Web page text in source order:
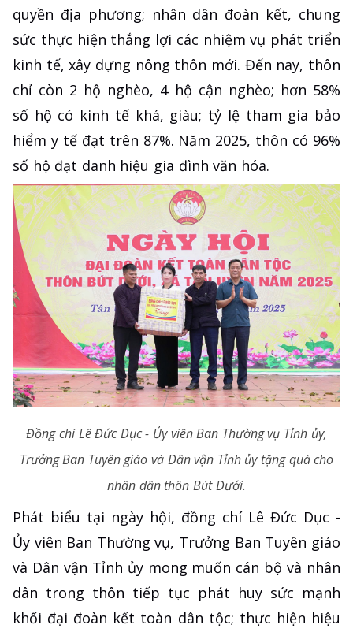
quyền địa phương; nhân dân đoàn kết, chung
sức thực hiện thắng lợi các nhiệm vụ phát triển
kinh tế, xây dựng nông thôn mới. Đến nay, thôn
chỉ còn 2 hộ nghèo, 4 hộ cận nghèo; hơn 58%
số hộ có kinh tế khá, giàu; tỷ lệ tham gia bảo
hiểm y tế đạt trên 87%. Năm 2025, thôn có 96%
số hộ đạt danh hiệu gia đình văn hóa.
Đồng chí Lê Đức Dục - Ủy viên Ban Thường vụ Tỉnh ủy,
Trưởng Ban Tuyên giáo và Dân vận Tỉnh ủy tặng quà cho
nhân dân thôn Bút Dưới.
Phát biểu tại ngày hội, đồng chí Lê Đức Dục -
Ủy viên Ban Thường vụ, Trưởng Ban Tuyên giáo
và Dân vận Tỉnh ủy mong muốn cán bộ và nhân
dân trong thôn tiếp tục phát huy sức mạnh
khối đại đoàn kết toàn dân tộc; thực hiện hiệu